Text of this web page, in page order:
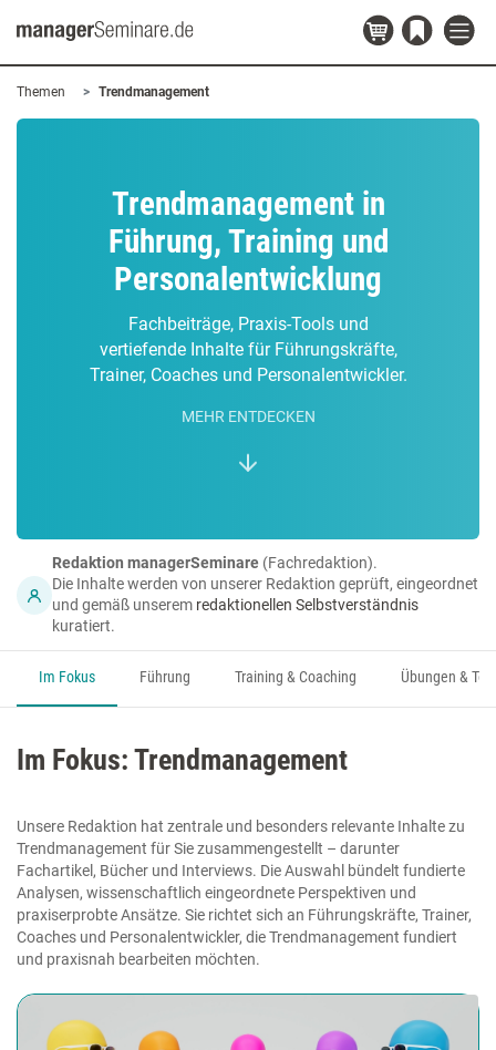
Themen Trendmanagement
Trendmanagement in
Führung, Training und
Personalentwicklung
Fachbeiträge, Praxis-Tools und
vertiefende Inhalte für Führungskräfte,
Trainer, Coaches und Personalentwickler.
MEHR ENTDECKEN
Redaktion managerSeminare (Fachredaktion).
Die Inhalte werden von unserer Redaktion geprüft, eingeordnet
und gemäß unserem redaktionellen Selbstverständnis
kuratiert.
Im Fokus Führung Training & Coaching Übungen &
Im Fokus: Trendmanagement
Unsere Redaktion hat zentrale und besonders relevante Inhalte zu
Trendmanagement für Sie zusammengestellt – darunter
Fachartikel, Bücher und Interviews. Die Auswahl bündelt fundierte
Analysen, wissenschaftlich eingeordnete Perspektiven und
praxiserprobte Ansätze. Sie richtet sich an Führungskräfte, Trainer,
Coaches und Personalentwickler, die Trendmanagement fundiert
und praxisnah bearbeiten möchten.